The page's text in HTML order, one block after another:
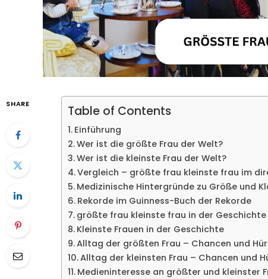
SHARE Table of Contents
Einführung
Wer ist die größte Frau der Welt?
Wer ist die kleinste Frau der Welt?
Vergleich – größte frau kleinste frau im
Medizinische Hintergründe zu Größe und
Rekorde im Guinness-Buch der Rekorde
größte frau kleinste frau in der Geschichte
Kleinste Frauen in der Geschichte
Alltag der größten Frau – Chancen und
Alltag der kleinsten Frau – Chancen und
Medieninteresse an größter und kleinster